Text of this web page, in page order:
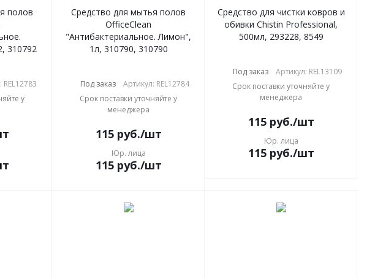
полов
310792
REL12783
у
Средство для мытья полов
OfficeClean
"Антибактериальное. Лимон",
1л, 310790, 310790
Под заказ
Артикул: REL12784
Срок поставки уточняйте у
менеджера
115руб./шт
Юр. лица
115руб./шт
Средство для чистки ковров и
обивки Chistin Professional,
500мл, 293228, 8549
Под заказ
Артикул: REL13109
Срок поставки уточняйте у
менеджера
115руб./шт
Юр. лица
115руб./шт